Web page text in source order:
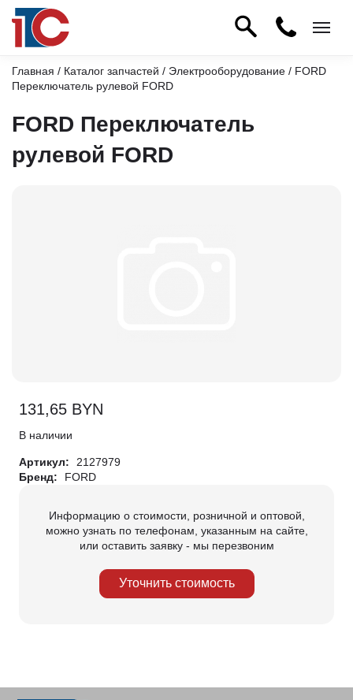
Главная / Каталог запчастей / Электрооборудование / FORD
Переключатель рулевой FORD
FORD Переключатель
рулевой FORD
131,65 BYN
В наличии
Артикул:
2127979
Бренд:
FORD
Информацию о стоимости, розничной и оптовой,
можно узнать по телефонам, указанным на сайте,
или оставить заявку - мы перезвоним
Уточнить стоимость